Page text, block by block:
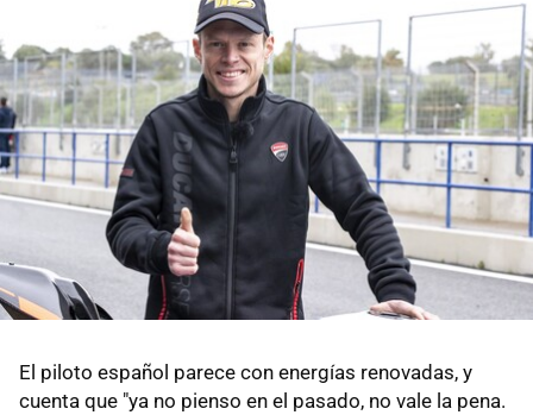
El piloto español parece con energías renovadas, y
cuenta que "ya no pienso en el pasado, no vale la pena.